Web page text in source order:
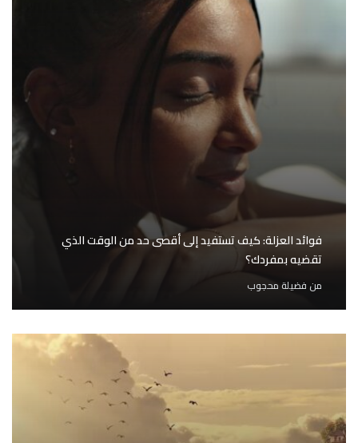
فوائد العزلة: كيف تستفيد إلى أقصى حد من الوقت الذي
تقضيه بمفردك؟
من فضيلة محجوب